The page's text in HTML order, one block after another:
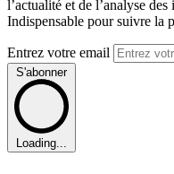
l’actualité et de l’analyse
Indispensable pour suivre la
Entrez votre email
S'abonner
Loading...